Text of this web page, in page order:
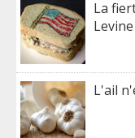
La
Levine
L'ail